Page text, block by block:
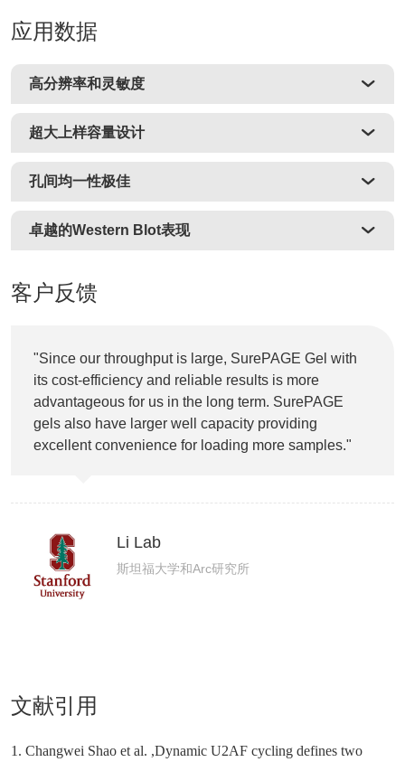
应用数据
高分辨率和灵敏度
超大上样容量设计
孔间均一性极佳
卓越的Western Blot表现
客户反馈
"Since our throughput is large, SurePAGE Gel with
its cost-efficiency and reliable results is more
advantageous for us in the long term. SurePAGE
gels also have larger well capacity providing
excellent convenience for loading more samples."
Li Lab
斯坦福大学和Arc研究所
文献引用
1. Changwei Shao et al. ,Dynamic U2AF cycling defines two